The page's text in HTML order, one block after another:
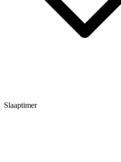
Slaaptimer